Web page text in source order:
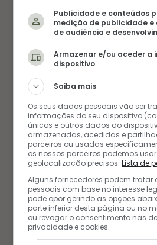
ingredientes em histórias e
inspiração.
W
e
P
s
t
I
r
a
m
POSTS
Publicidade e conteúdos
medição de publicidade e
de audiência e
Armazenar e/ou aceder a
dispositivo
Saiba mais
Os seus dados pessoais vão ser
informações do seu dispositivo
únicos e outros dados do
armazenadas, acedidas e
parceiros ou usadas
os nossos parceiros podemos
geolocalização precisos.Lista de
Alguns fornecedores podem tratar
pessoais com base no interesse
pode opor gerindo as opções
parte inferior desta página ou no
ou revogar o consentimento nas
privacidade e cookies.